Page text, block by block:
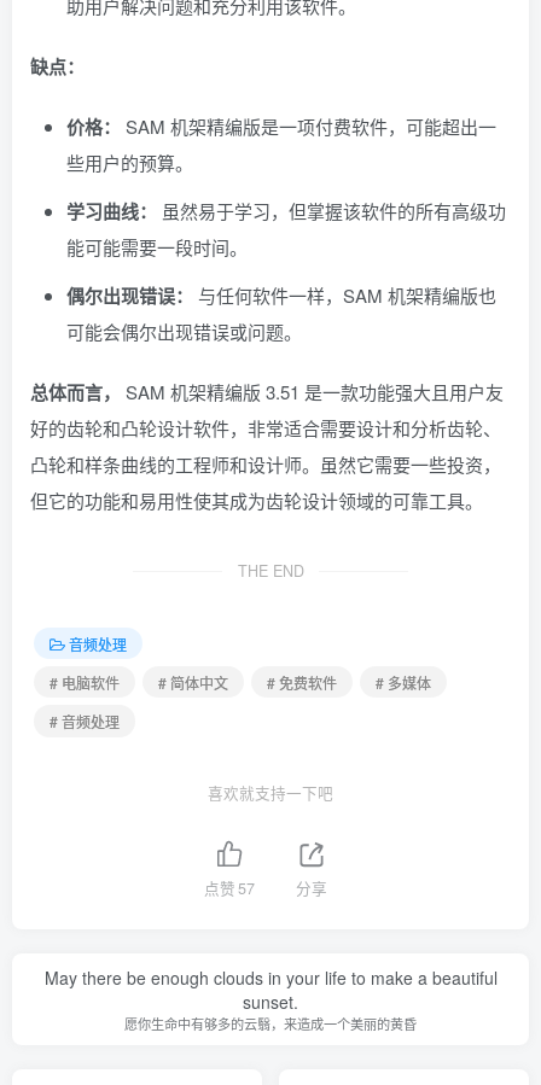
助用户解决问题和充分利用该软件。
缺点：
价格：
SAM 机架精编版是一项付费软件，可能超出一
些用户的预算。
学习曲线：
虽然易于学习，但掌握该软件的所有高级功
能可能需要一段时间。
偶尔出现错误：
与任何软件一样，SAM 机架精编版也
可能会偶尔出现错误或问题。
总体而言，
SAM 机架精编版 3.51 是一款功能强大且用户友
好的齿轮和凸轮设计软件，非常适合需要设计和分析齿轮、
凸轮和样条曲线的工程师和设计师。虽然它需要一些投资，
但它的功能和易用性使其成为齿轮设计领域的可靠工具。
THE END
音频处理
# 电脑软件
# 简体中文 # 免费软件
# 多媒体
# 音频处理
喜欢就支持一下吧
点赞 57 分享
May there be enough clouds in your life to make a beautiful
sunset.
愿你生命中有够多的云翳，来造成一个美丽的黄昏